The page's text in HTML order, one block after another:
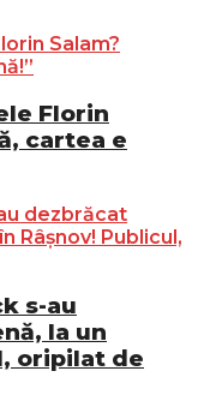
Florin
cartea e
s-au
la un
oripilat de